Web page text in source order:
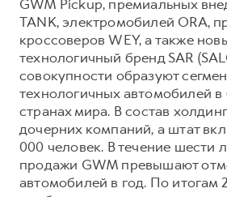
GWM Pickup, премиальных
TANK, электромобилей ORA,
кроссоверов WEY, а также
технологичный бренд SAR
совокупности образуют
технологичных автомобилей в
странах мира. В состав
дочерних компаний, а штат
000 человек. В течение шести
продажи GWM превышают
автомобилей в год. По итогам